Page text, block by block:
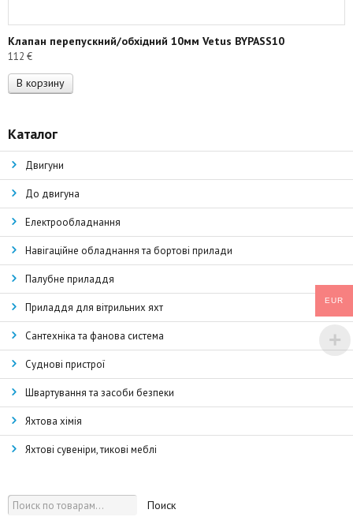
Клапан перепускний/обхідний 10мм Vetus BYPASS10
112 €
В корзину
Каталог
Двигуни
До двигуна
Електрообладнання
Навігаційне обладнання та бортові прилади
Палубне приладдя
Приладдя для вітрильних яхт
Сантехніка та фанова система
Суднові пристрої
Швартування та засоби безпеки
Яхтова хімія
Яхтові сувеніри, тикові меблі
Поиск
EUR